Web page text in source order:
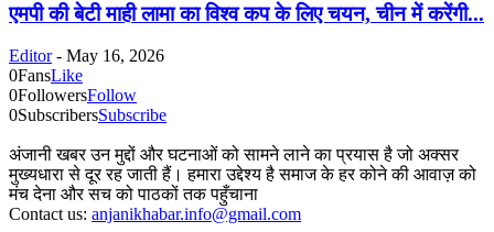
एमपी की बेटी माही लामा का विश्व कप के लिए चयन, चीन में करेंगी...
Editor - May 16, 2026
0FansLike
0FollowersFollow
0SubscribersSubscribe
अंजानी खबर उन मुद्दों और घटनाओं को सामने लाने का प्रयास है जो अक्सर
मुख्यधारा से दूर रह जाती हैं। हमारा उद्देश्य है समाज के हर कोने की आवाज़ को
मंच देना और सच को पाठकों तक पहुँचाना
Contact us: anjanikhabar.info@gmail.com